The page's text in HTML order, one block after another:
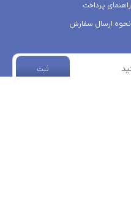
راهنمای پرداخت
نحوه ارسال سفارش
ثبت